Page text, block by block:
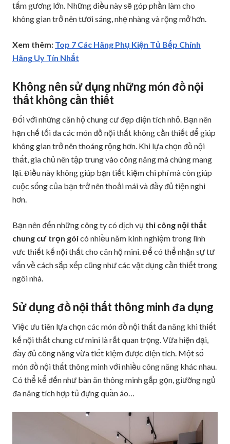
tấm gương lớn. Những điều này sẽ góp phần làm cho
không gian trở nên tươi sáng, nhẹ nhàng và rộng mở hơn.
Xem thêm: Top 7 Các Hãng Phụ Kiện Tủ Bếp Chính
Hãng Uy Tín Nhất
Không nên sử dụng những món đồ nội
thất không cần thiết
Đối với những căn hộ chung cư đẹp diện tích nhỏ. Bạn nên
hạn chế tối đa các món đồ nội thất không cần thiết để giúp
không gian trở nên thoáng rộng hơn. Khi lựa chọn đồ nội
thất, gia chủ nên tập trung vào công năng mà chúng mang
lại. Điều này không giúp bạn tiết kiệm chi phí mà còn giúp
cuộc sống của bạn trở nên thoải mái và đầy đủ tiện nghi
hơn.
Bạn nên đến những công ty có dịch vụ thi công nội thất
chung cư trọn góicó nhiều năm kinh nghiệm trong lĩnh
vưc thiết kế nội thất cho căn hộ mini. Để có thể nhận sự tư
vấn về cách sắp xếp cũng như các vật dụng cần thiết trong
ngôi nhà.
Sử dụng đồ nội thất thông minh đa dụng
Việc ưu tiên lựa chọn các món đồ nội thất đa năng khi thiết
kế nội thất chung cư mini là rất quan trọng. Vừa hiện đại,
đầy đủ công năng vừa tiết kiệm được diện tích. Một số
món đồ nội thất thông minh với nhiều công năng khác nhau.
Có thể kể đến như bàn ăn thông minh gấp gọn, giường ngủ
đa năng tích hợp tủ đựng quần áo…